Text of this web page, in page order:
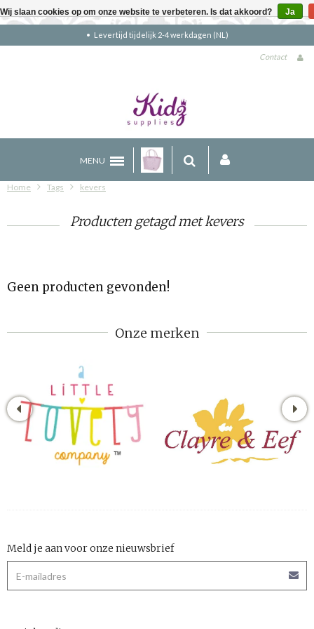
Levertijd tijdelijk 2-4 werkdagen (NL)
Contact
MENU
Home Tags kevers
Producten getagd met kevers
Geen producten gevonden!
Onze merken
Meld je aan voor onze nieuwsbrief
Wij slaan cookies op om onze website te verbeteren. Is dat akkoord? Ja